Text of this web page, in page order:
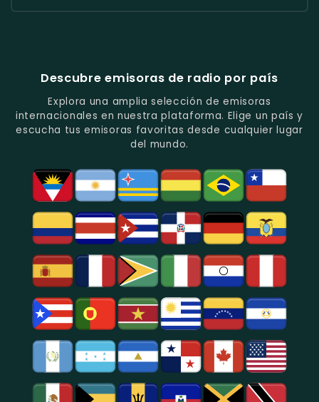
Música
Del
Recuerdo
En
Quito.
Estación
De
Los
Deportes
En
Guayaquil.
Populares
Y
Folclore
En
Azogues.
Descubre emisoras de radio por país
Explora una amplia selección de emisoras
internacionales en nuestra plataforma. Elige un país y
escucha tus emisoras favoritas desde cualquier lugar
del mundo.